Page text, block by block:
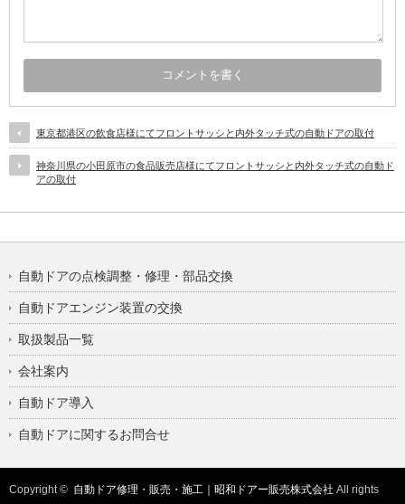
東京都港区の飲食店様にてフロントサッシと内外タッチ式の自動ドアの取付
神奈川県の小田原市の食品販売店様にてフロントサッシと内外タッチ式の自動ド
アの取付
自動ドアの点検調整・修理・部品交換
自動ドアエンジン装置の交換
取扱製品一覧
会社案内
自動ドア導入
自動ドアに関するお問合せ
Copyright © 自動ドア修理・販売・施工｜昭和ドアー販売株式会社 All rights